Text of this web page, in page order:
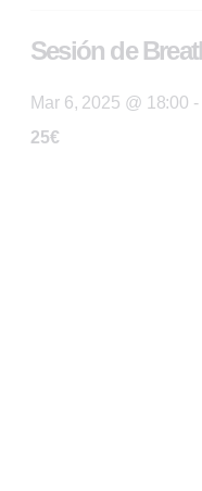
Sesión de
Mar 6, 2025 @ 18:00 -
25€